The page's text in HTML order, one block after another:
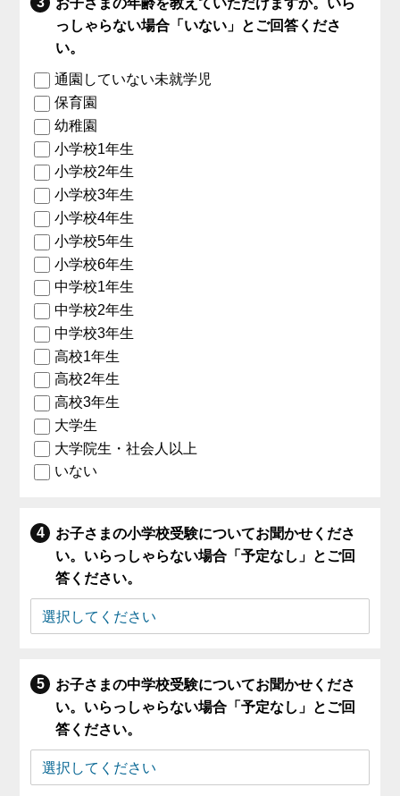
お子さまの年齢を教えていただけますか。いら
っしゃらない場合「いない」とご回答くださ
い。
通園していない未就学児
保育園
幼稚園
小学校1年生
小学校2年生
小学校3年生
小学校4年生
小学校5年生
小学校6年生
中学校1年生
中学校2年生
中学校3年生
高校1年生
高校2年生
高校3年生
大学生
大学院生・社会人以上
いない
お子さまの小学校受験についてお聞かせくださ
い。いらっしゃらない場合「予定なし」とご回
答ください。
お子さまの中学校受験についてお聞かせくださ
い。いらっしゃらない場合「予定なし」とご回
答ください。